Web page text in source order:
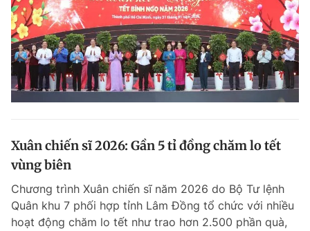
Xuân chiến sĩ 2026: Gần 5 tỉ đồng chăm lo tết
vùng biên
Chương trình Xuân chiến sĩ năm 2026 do Bộ Tư lệnh
Quân khu 7 phối hợp tỉnh Lâm Đồng tổ chức với nhiều
hoạt động chăm lo tết như trao hơn 2.500 phần quà,